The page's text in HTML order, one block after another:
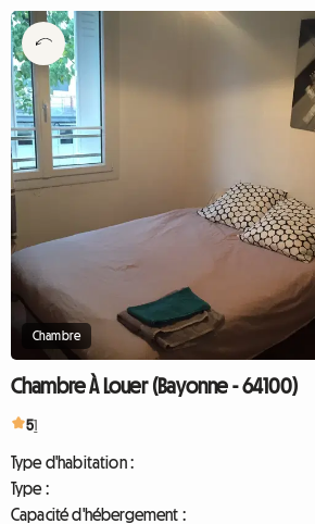
Chambre
Chambre À Louer (Bayonne - 64100)
51
Type d'habitation :
Type :
Capacité d'hébergement :